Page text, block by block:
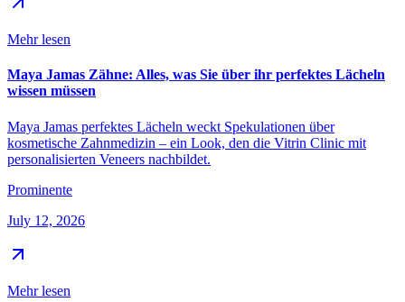
Mehr lesen
Maya Jamas Zähne: Alles, was Sie über ihr perfektes Lächeln
wissen müssen
Maya Jamas perfektes Lächeln weckt Spekulationen über
kosmetische Zahnmedizin – ein Look, den die Vitrin Clinic mit
personalisierten Veneers nachbildet.
Prominente
July 12, 2026
Mehr lesen